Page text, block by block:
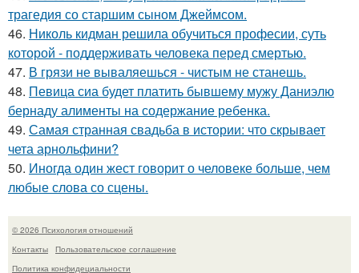
трагедия со старшим сыном Джеймсом.
46. Николь кидман решила обучиться професии, суть
которой - поддерживать человека перед смертью.
47. В грязи не вываляешься - чистым не станешь.
48. Певица сиа будет платить бывшему мужу Даниэлю
бернаду алименты на содержание ребенка.
49. Самая странная свадьба в истории: что скрывает
чета арнольфини?
50. Иногда один жест говорит о человеке больше, чем
любые слова со сцены.
© 2026 Психология отношений
Контакты
Пользовательское соглашение
Политика конфидециальности